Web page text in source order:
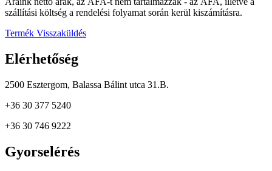
szállítási költség a rendelési folyamat során kerül kiszámításra.
Termék Visszaküldés
Elérhetőség
2500 Esztergom, Balassa Bálint utca 31.B.
+36 30 377 5240
+36 30 746 9222
Gyorselérés